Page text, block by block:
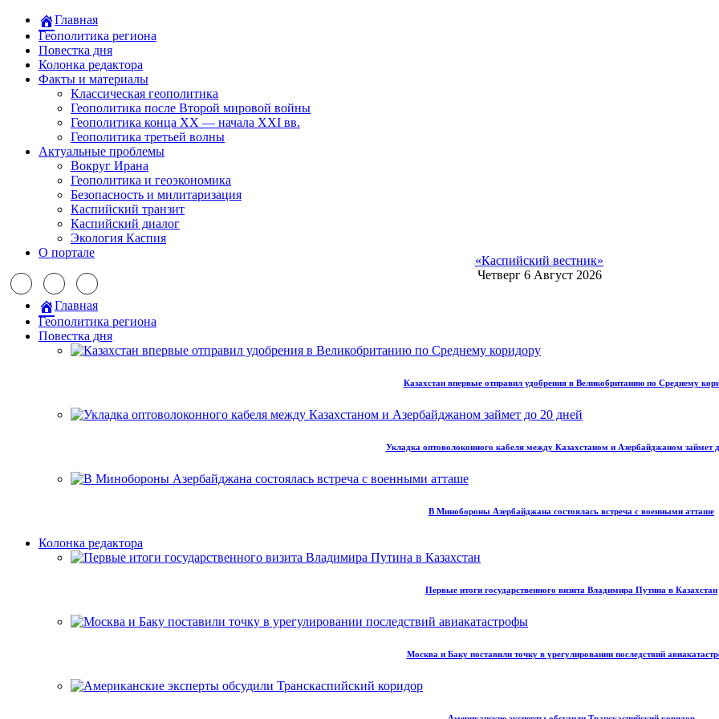
Главная
Геополитика региона
Повестка дня
Колонка редактора
Факты и материалы
Классическая геополитика
Геополитика после Второй мировой войны
Геополитика конца XX — начала XXI вв.
Геополитика третьей волны
Актуальные проблемы
Вокруг Ирана
Геополитика и геоэкономика
Безопасность и милитаризация
Каспийский транзит
Каспийский диалог
Экология Каспия
О портале
«Каспийский вестник»
Четверг 6 Август 2026
Главная
Геополитика региона
Повестка дня
Казахстан впервые отправил удобрения в Великобританию по Среднему
Укладка оптоволоконного кабеля между Казахстаном и Азербайджаном займет
В Минобороны Азербайджана состоялась встреча с военными атташе
Колонка редактора
Первые итоги государственного визита Владимира Путина в Казахстан
Москва и Баку поставили точку в урегулировании последствий